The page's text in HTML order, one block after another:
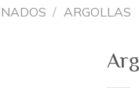
/ ARGOLLAS